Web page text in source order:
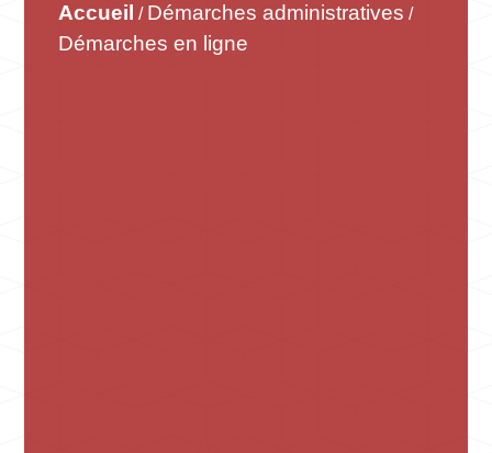
Accueil / Démarches administratives /
Démarches en ligne